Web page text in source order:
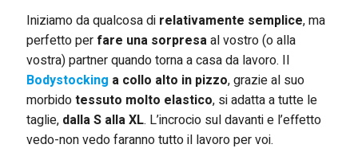
Iniziamo da qualcosa di relativamente semplice, ma
perfetto per fare una sorpresaal vostro (o alla
vostra) partner quando torna a casa da lavoro. Il
Bodystocking a collo alto in pizzo, grazie al suo
morbidotessuto molto elastico, si adatta a tutte le
taglie, dalla S alla XL. L’incrocio sul davanti e l’effetto
vedo-non vedo faranno tutto il lavoro per voi.